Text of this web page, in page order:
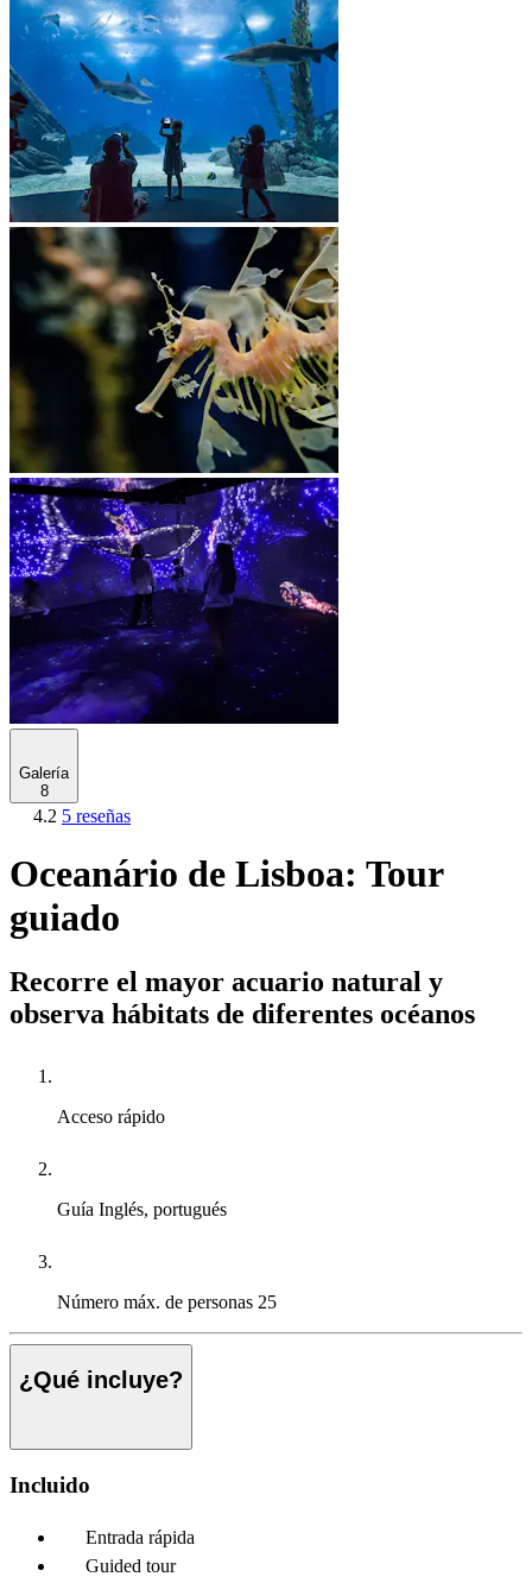
Galería
8
4.2 5 reseñas
Oceanário de Lisboa: Tour
guiado
Recorre el mayor acuario natural y
observa hábitats de diferentes océanos
Acceso rápido
Guía Inglés, portugués
Número máx. de personas 25
¿Qué incluye?
Incluido
Entrada rápida
Guided tour